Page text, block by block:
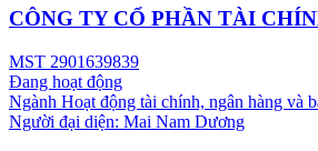
CÔNG TY CỔ PHẦN TÀI
MST 2901639839
Đang hoạt động
Ngành Hoạt động tài chính, ngân hàng và
Người đại diện: Mai Nam Dương